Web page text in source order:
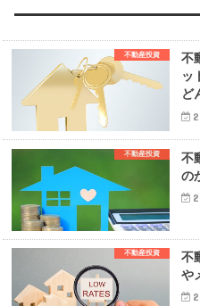
不動産投資
不
ッ
ど
不動産投資
不
の
不動産投資
不
や